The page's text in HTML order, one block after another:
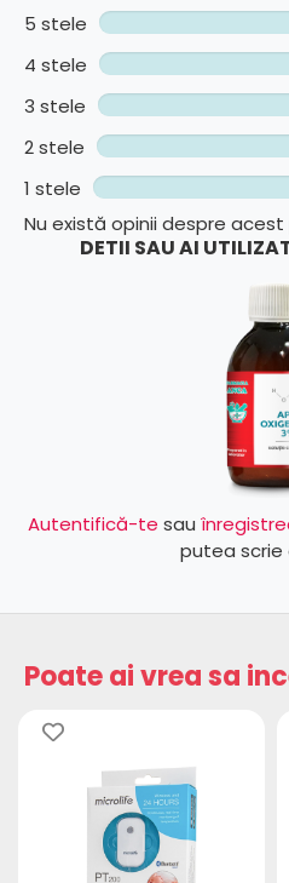
5 stele
4 stele
3 stele
2 stele
1 stele
Nu există opinii despre
DETII SAU AI
Autentifică-te sau
putea scrie
Poate ai vrea sa